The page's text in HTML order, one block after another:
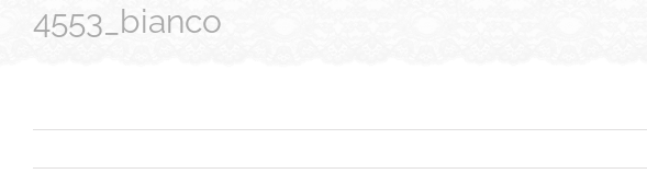
4553_bianco